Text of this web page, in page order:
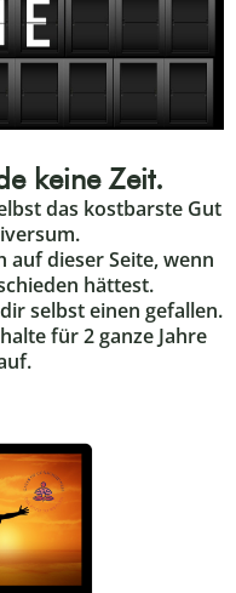
keine Zeit.
das kostbarste Gut
dieser Seite, wenn
hättest.
selbst einen gefallen.
für 2 ganze Jahre